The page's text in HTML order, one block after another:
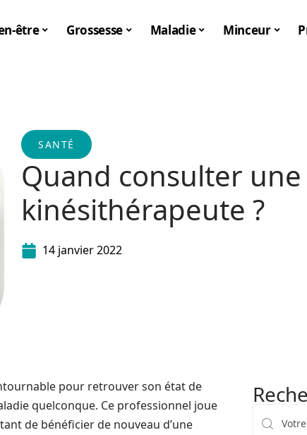
être Grossesse Maladie Minceur
SANTÉ
Quand consulter une
kinésithérapeute ?
14 janvier 2022
pour retrouver son état de
quelconque. Ce professionnel joue
de bénéficier de nouveau d’une